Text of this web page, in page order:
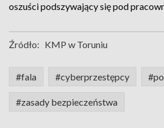
oszuści podszywający się pod
Źródło: KMP w Toruniu
#fala #cyberprzestępcy
#zasady bezpieczeństwa